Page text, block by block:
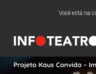
Você está na